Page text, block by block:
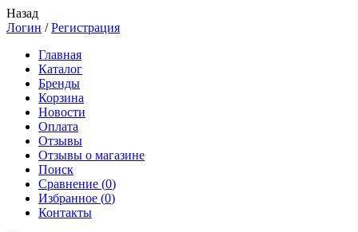
Назад
Логин /Регистрация
Главная
Каталог
Бренды
Корзина
Новости
Оплата
Отзывы
Отзывы о магазине
Поиск
Сравнение (0)
Избранное (0)
Контакты